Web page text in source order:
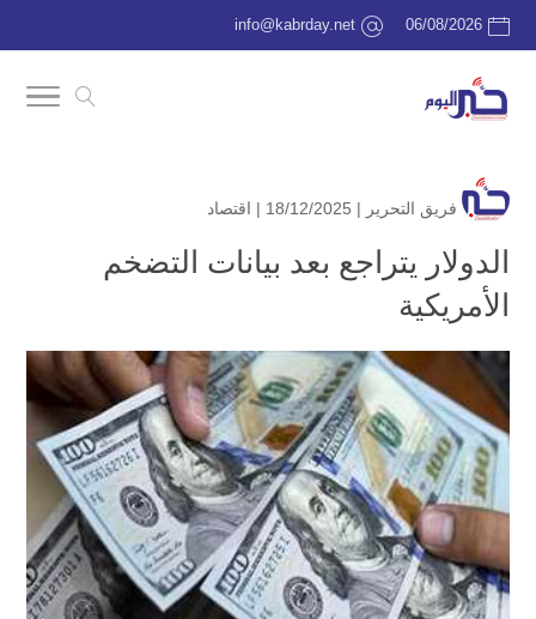
06/08/2026
info@kabrday.net
فريق التحرير | 18/12/2025 | اقتصاد
الدولار يتراجع بعد بيانات التضخم
الأمريكية